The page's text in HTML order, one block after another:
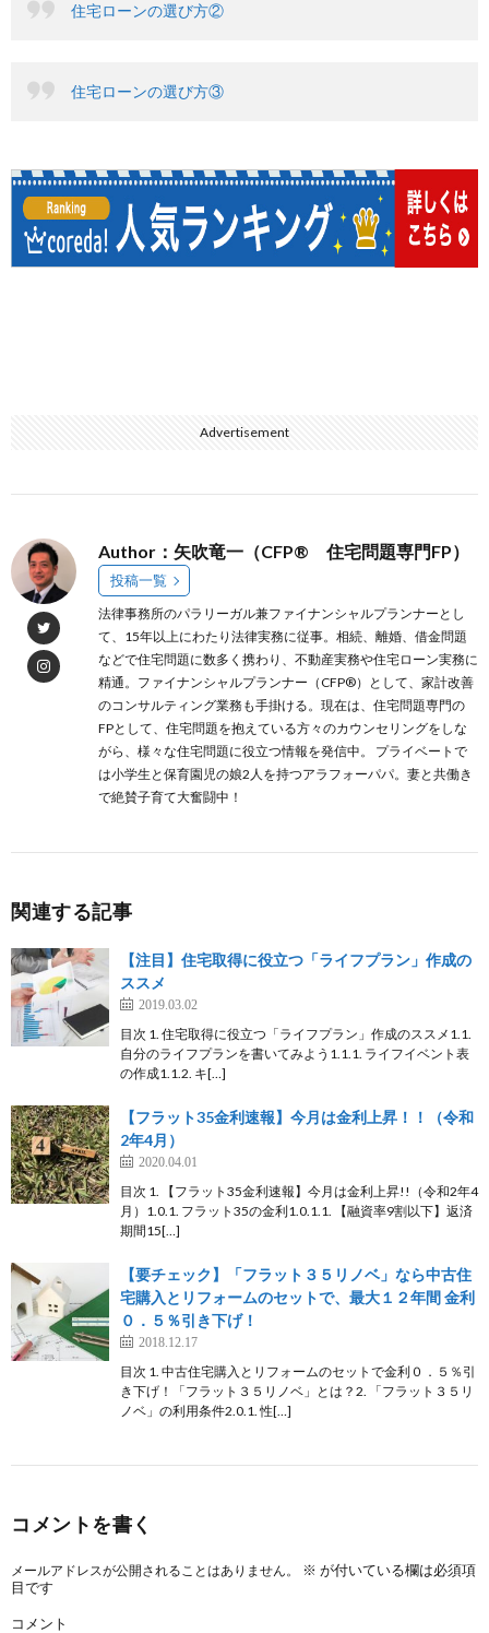
住宅ローンの選び方②
住宅ローンの選び方③
Advertisement
Author：矢吹竜一（CFP® 住宅問題専門FP）
投稿一覧
法律事務所のパラリーガル兼ファイナンシャルプランナーとし
て、15年以上にわたり法律実務に従事。相続、離婚、借金問題
などで住宅問題に数多く携わり、不動産実務や住宅ローン実務に
精通。ファイナンシャルプランナー（CFP®）として、家計改善
のコンサルティング業務も手掛ける。現在は、住宅問題専門の
FPとして、住宅問題を抱えている方々のカウンセリングをしな
がら、様々な住宅問題に役立つ情報を発信中。 プライベートで
は小学生と保育園児の娘2人を持つアラフォーパパ。妻と共働き
で絶賛子育て大奮闘中！
関連する記事
【注目】住宅取得に役立つ「ライフプラン」作成の
ススメ
2019.03.02
目次 1. 住宅取得に役立つ「ライフプラン」作成のススメ1.1.
自分のライフプランを書いてみよう1.1.1. ライフイベント表
の作成1.1.2. キ[…]
【フラット35金利速報】今月は金利上昇！！（令和
2年4月）
2020.04.01
目次 1. 【フラット35金利速報】今月は金利上昇!!（令和2年4
月）1.0.1. フラット35の金利1.0.1.1. 【融資率9割以下】返済
期間15[…]
【要チェック】「フラット３５リノベ」なら中古住
宅購入とリフォームのセットで、最大１２年間 金利
０．５％引き下げ！
2018.12.17
目次 1. 中古住宅購入とリフォームのセットで金利０．５％引
き下げ！「フラット３５リノベ」とは？2. 「フラット３５リ
ノベ」の利用条件2.0.1. 性[…]
コメントを書く
メールアドレスが公開されることはありません。 ※ が付いている欄は必須項
目です
コメント